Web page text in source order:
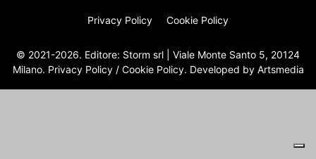
Privacy Policy Cookie Policy
© 2021-2026. Editore: Storm srl | Viale Monte Santo 5, 20124
Milano. Privacy Policy/ Cookie Policy. Developed by Artsmedia